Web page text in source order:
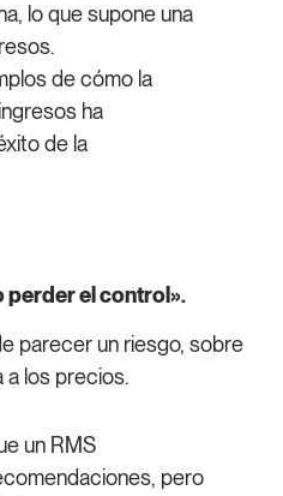
lo que supone una
de cómo la
ha
de la
perder el control».
parecer un riesgo, sobre
los precios.
un RMS
pero